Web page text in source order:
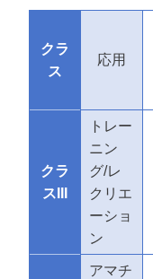
クラ
ス
応用
クラ
スIII
トレー
ニン
グ/レ
クリエ
ーショ
ン
アマチ